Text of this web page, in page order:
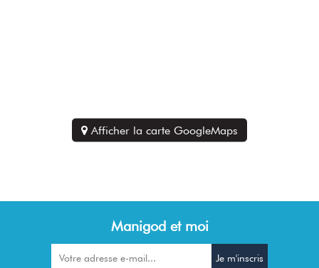
Afficher la carte GoogleMaps
Manigod et moi